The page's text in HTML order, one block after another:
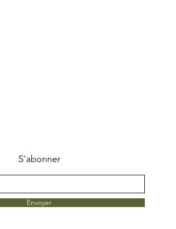
S'abonner
Envoyer